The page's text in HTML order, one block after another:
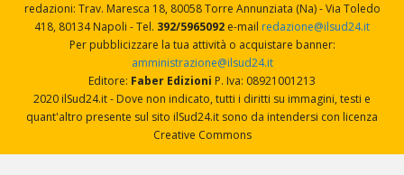
redazioni: Trav. Maresca 18, 80058 Torre Annunziata (Na) - Via Toledo
418, 80134 Napoli - Tel. 392/5965092 e-mail redazione@ilsud24.it
Per pubblicizzare la tua attività o acquistare banner:
amministrazione@ilsud24.it
Editore: Faber Edizioni P. Iva: 08921001213
2020 ilSud24.it - Dove non indicato, tutti i diritti su immagini, testi e
quant'altro presente sul sito ilSud24.it sono da intendersi con licenza
Creative Commons